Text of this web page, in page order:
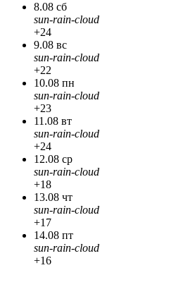
8.08 сб
sun-rain-cloud
+24
9.08 вс
sun-rain-cloud
+22
10.08 пн
sun-rain-cloud
+23
11.08 вт
sun-rain-cloud
+24
12.08 ср
sun-rain-cloud
+18
13.08 чт
sun-rain-cloud
+17
14.08 пт
sun-rain-cloud
+16